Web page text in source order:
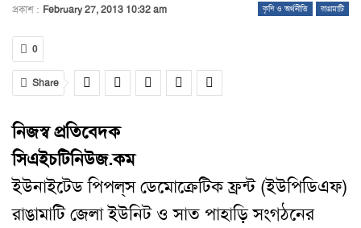
কৃষি ও অর্থনীতি রাঙামাটি
প্রকাশ : February 27, 2013 10:32 am
0
Share
নিজস্ব প্রতিবেদক
সিএইচটিনিউজ.কম
ইউনাইটেড পিপল্‌স ডেমোক্রেটিক ফ্রন্ট (ইউপিডিএফ)
রাঙামাটি জেলা ইউনিট ও সাত পাহাড়ি সংগঠনের